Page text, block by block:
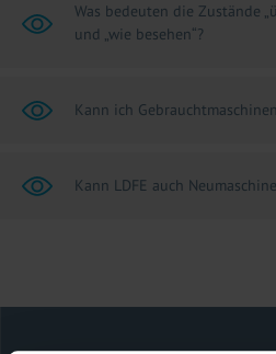
Was bedeuten die Zustände
und „wie besehen“?
Kann ich
Kann LDFE auch